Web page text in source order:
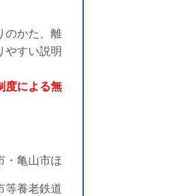
のかた、離
やすい説明
度による無
・亀山市ほ
等養老鉄道